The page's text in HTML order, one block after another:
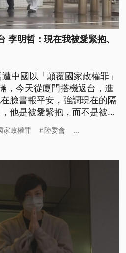
李明哲：現在我被愛緊抱、
中國以「顛覆國家政權罪」
，今天從廈門搭機返台，進
臉書報平安，強調現在的隔
他是被愛緊抱，而不是被恐
中國的人身自由及人權現
家政權罪 陸委會 ...